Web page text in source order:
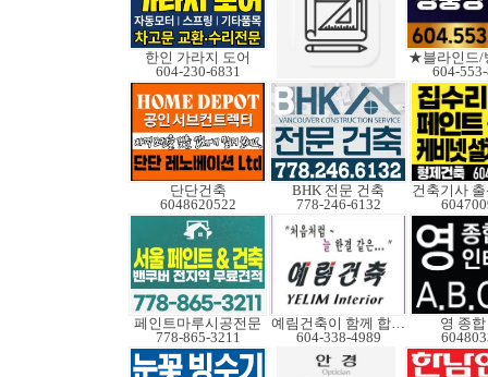
한인 가라지 도어
604-230-6831
★블라인드
604-
단단건축
6048620522
BHK 전문 건축
778-246-6132
건축기사
페인트마루시공전문
778-865-3211
예림건축이 함께 합니다
604-338-4989
영 종